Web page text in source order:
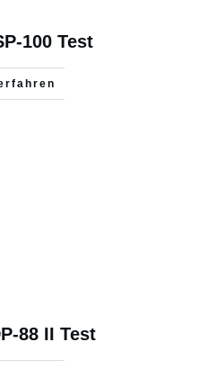
100 Test
88 II Test